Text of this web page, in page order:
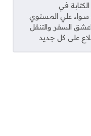
في
سواء علي المستوي
السفر والتنقل
على كل جديد